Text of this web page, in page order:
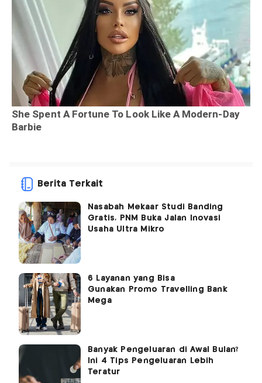
Berita Terkait
Nasabah Mekaar Studi Banding
Gratis, PNM Buka Jalan Inovasi
Usaha Ultra Mikro
6 Layanan yang Bisa
Gunakan Promo Travelling Bank
Mega
Banyak Pengeluaran di Awal Bulan?
Ini 4 Tips Pengeluaran Lebih
Teratur